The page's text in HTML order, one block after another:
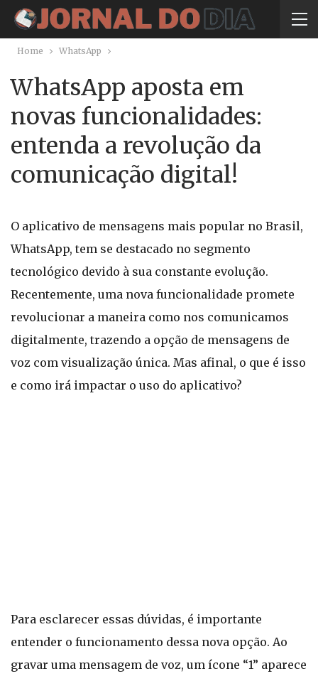
Home WhatsApp
WhatsApp aposta em
novas funcionalidades:
entenda a revolução da
comunicação digital!
O aplicativo de mensagens mais popular no Brasil,
WhatsApp, tem se destacado no segmento
tecnológico devido à sua constante evolução.
Recentemente, uma nova funcionalidade promete
revolucionar a maneira como nos comunicamos
digitalmente, trazendo a opção de mensagens de
voz com visualização única. Mas afinal, o que é isso
e como irá impactar o uso do aplicativo?
Para esclarecer essas dúvidas, é importante
entender o funcionamento dessa nova opção. Ao
gravar uma mensagem de voz, um ícone “1” aparece